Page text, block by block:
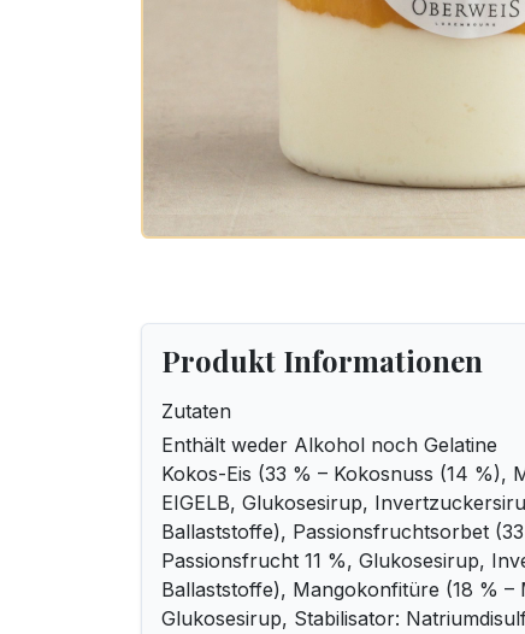
Produkt Informationen
Zutaten
Enthält weder Alkohol noch Gelatine
Kokos-Eis (33 % – Kokosnuss (14 %),
EIGELB, Glukosesirup,
Ballaststoffe), Passionsfruchtsorbet
Passionsfrucht 11 %, Glukosesirup,
Ballaststoffe), Mangokonfitüre (18 % –
Glukosesirup, Stabilisator: